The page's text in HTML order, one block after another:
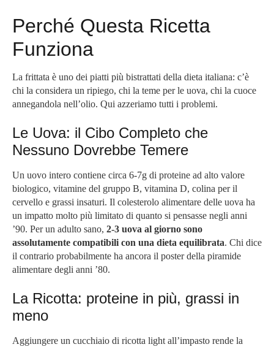
Perché Questa Ricetta
Funziona
La frittata è uno dei piatti più bistrattati della dieta italiana: c’è
chi la considera un ripiego, chi la teme per le uova, chi la cuoce
annegandola nell’olio. Qui azzeriamo tutti i problemi.
Le Uova: il Cibo Completo che
Nessuno Dovrebbe Temere
Un uovo intero contiene circa 6-7g di proteine ad alto valore
biologico, vitamine del gruppo B, vitamina D, colina per il
cervello e grassi insaturi. Il colesterolo alimentare delle uova ha
un impatto molto più limitato di quanto si pensasse negli anni
’90. Per un adulto sano, 2-3 uova al giorno sono
assolutamente compatibili con una dieta equilibrata. Chi dice
il contrario probabilmente ha ancora il poster della piramide
alimentare degli anni ’80.
La Ricotta: proteine in più, grassi in
meno
Aggiungere un cucchiaio di ricotta light all’impasto rende la